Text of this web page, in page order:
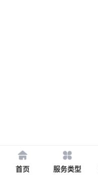
首页 服务类型